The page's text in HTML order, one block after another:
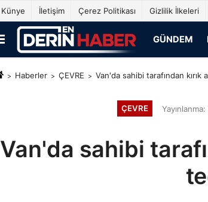
Künye İletişim Çerez Politikası Gizlilik İlkeleri
GÜNDEM
Haberler ÇEVRE Van'da sahibi tarafından kırık
ÇEVRE
Van'da sahibi